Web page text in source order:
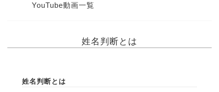
YouTube動画一覧
姓名判断とは
姓名判断とは